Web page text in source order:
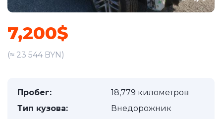
7,200$
(≈ 23 544 BYN)
Пробег:
18,779 километров
Тип кузова:
Внедорожник